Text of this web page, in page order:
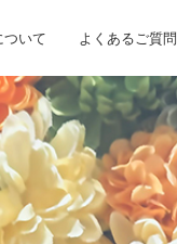
ついて よくあるご質問